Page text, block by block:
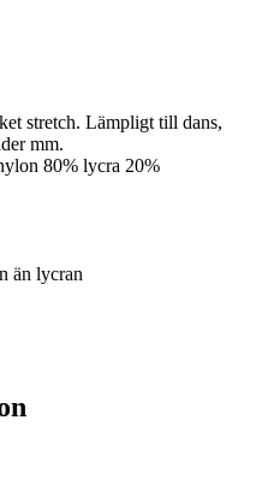
stretch. Lämpligt till dans,
mm.
80% lycra 20%
än lycran